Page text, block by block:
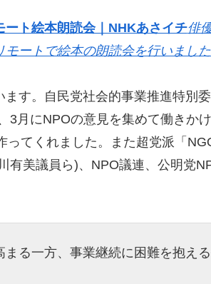
ト絵本朗読会｜NHKあさイチ俳
ートで絵本の朗読会を行いました
す。自民党社会的事業推進特別
3月にNPOの意見を集めて働きか
ってくれました。また超党派「
有美議員ら)、NPO議連、公明党
る一方、事業継続に困難を抱える